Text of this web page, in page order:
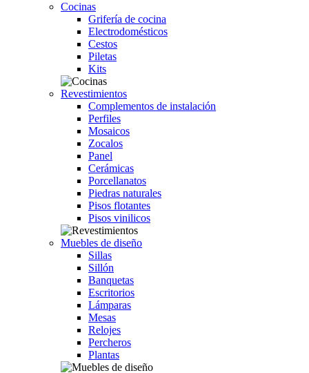
Cocinas
Grifería de cocina
Electrodomésticos
Cestos
Piletas
Kits
Revestimientos
Complementos de instalación
Perfiles
Mosaicos
Zocalos
Panel
Cerámicas
Porcellanatos
Piedras naturales
Pisos flotantes
Pisos vinilicos
Muebles de diseño
Sillas
Sillón
Banquetas
Escritorios
Lámparas
Mesas
Relojes
Percheros
Plantas